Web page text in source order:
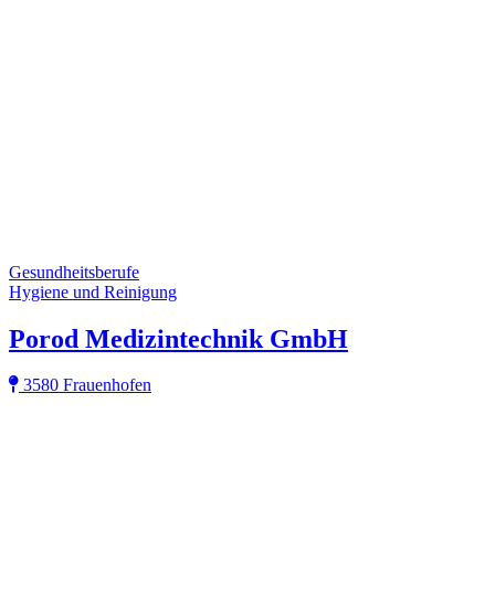
Gesundheitsberufe
Hygiene und Reinigung
Porod Medizintechnik GmbH
3580 Frauenhofen